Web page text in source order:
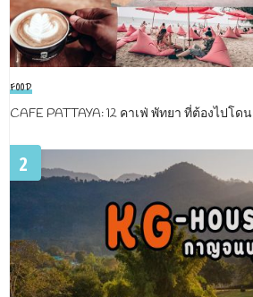
FOOD
CAFE PATTAYA: 12 คาเฟ่ พัทยา ที่ต้องไปโดน
2